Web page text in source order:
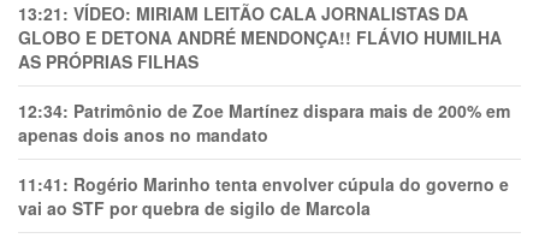
13:21: VÍDEO: MIRIAM LEITÃO CALA JORNALISTAS DA
GLOBO E DETONA ANDRÉ MENDONÇA!! FLÁVIO HUMILHA
AS PRÓPRIAS FILHAS
12:34: Patrimônio de Zoe Martínez dispara mais de 200% em
apenas dois anos no mandato
11:41: Rogério Marinho tenta envolver cúpula do governo e
vai ao STF por quebra de sigilo de Marcola